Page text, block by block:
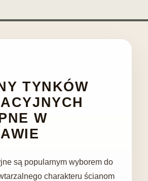
TYNKÓW
W
są popularnym wyborem do
charakteru ścianom